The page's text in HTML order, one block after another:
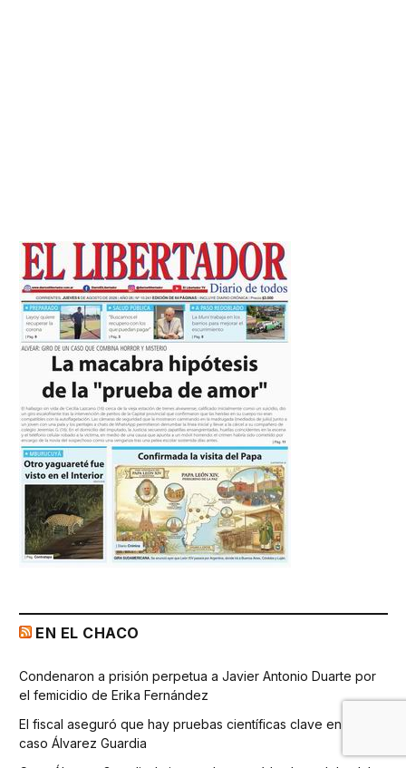
EN EL CHACO
Condenaron a prisión perpetua a Javier Antonio Duarte por
el femicidio de Erika Fernández
El fiscal aseguró que hay pruebas científicas clave en el
caso Álvarez Guardia